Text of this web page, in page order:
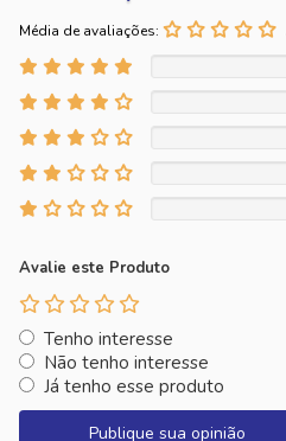
Média de avaliações:
Avalie este Produto
Tenho interesse
Não tenho interesse
Já tenho esse produto
Publique sua opinião